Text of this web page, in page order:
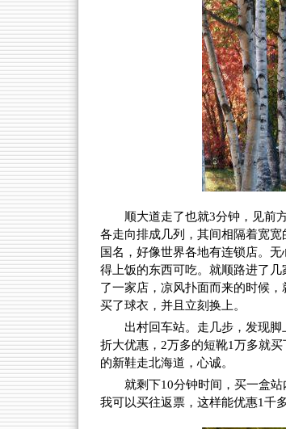
顺大道走了也就3分钟，见前
各走向排成几列，其间相隔着宽
国名，好像世界各地有连锁店。
得上饭的东西可吃。就顺路进了
了一家店，凉风扑面而来的时候
买了球衣，并且立刻换上。
出村回车站。走几步，发现
折大优惠，2万多的短靴1万多就
的新鞋走北海道，心诚。
就剩下10分钟时间，买一盒
我可以买往返票，这样能优惠1千